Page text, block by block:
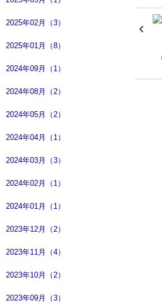
2025年02月（3）
2025年01月（8）
2024年09月（1）
2024年08月（2）
2024年05月（2）
2024年04月（1）
2024年03月（3）
2024年02月（1）
2024年01月（1）
2023年12月（2）
2023年11月（4）
2023年10月（2）
2023年09月（3）